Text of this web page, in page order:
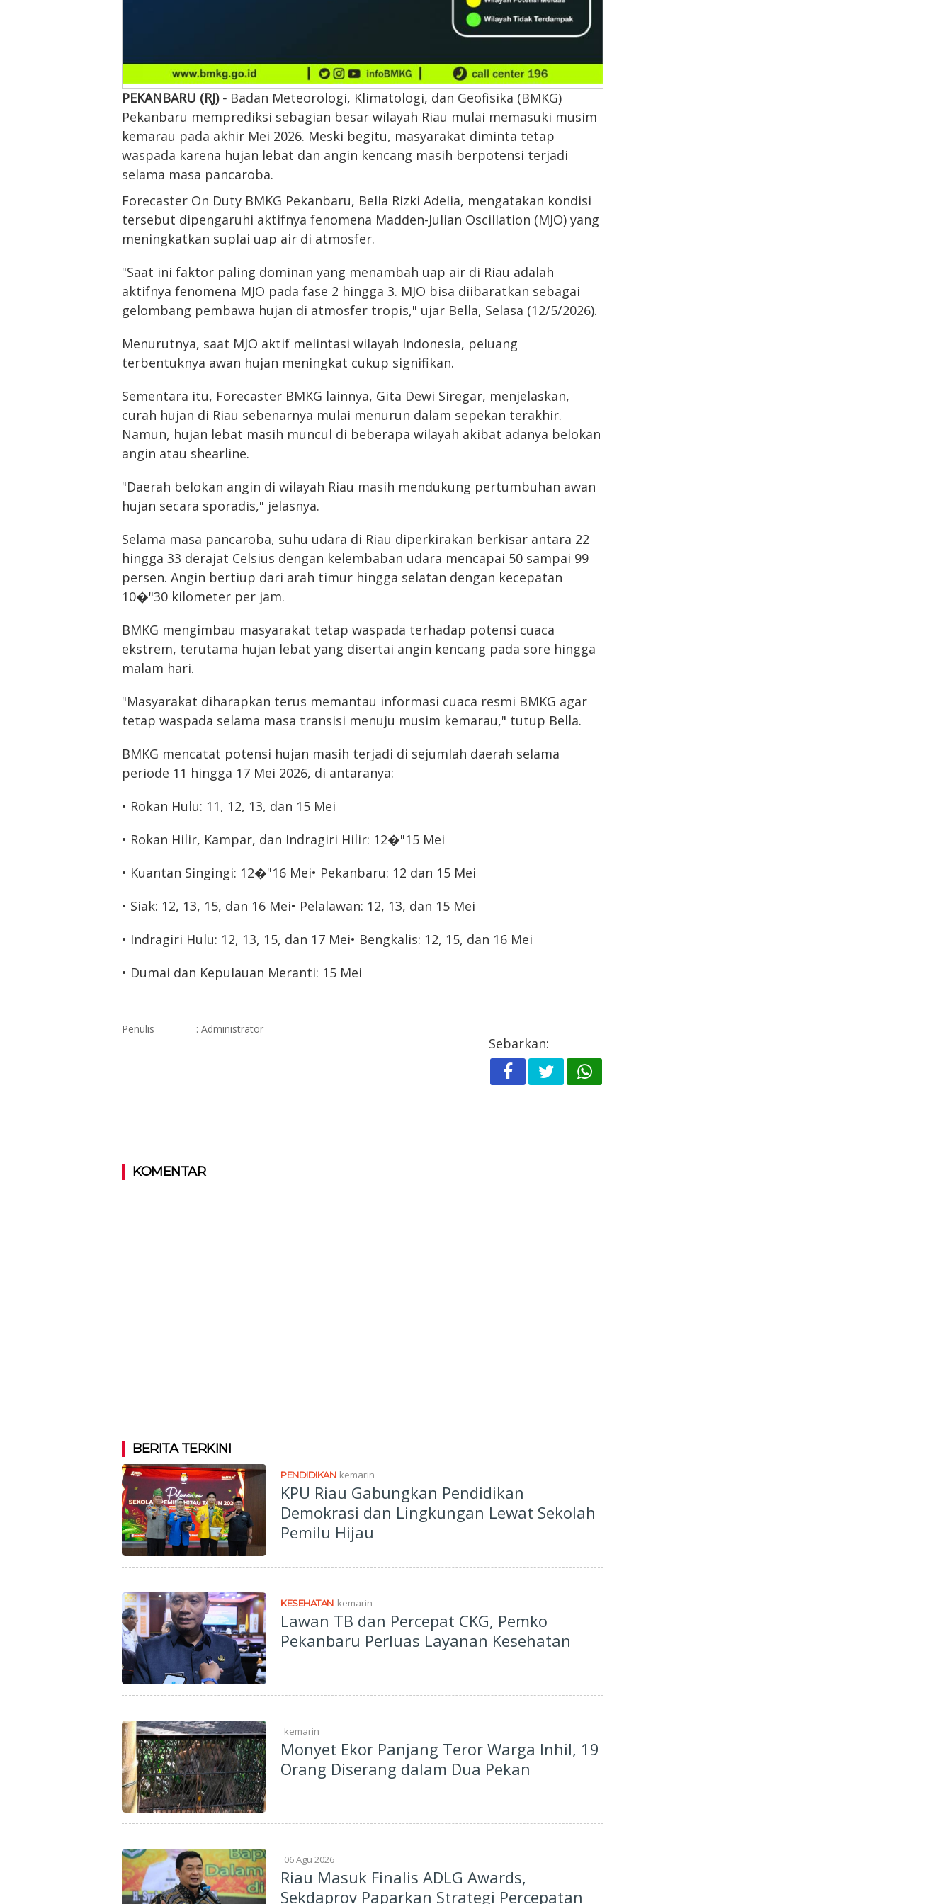
PEKANBARU (RJ) - Badan Meteorologi, Klimatologi, dan Geofisika (BMKG)
Pekanbaru memprediksi sebagian besar wilayah Riau mulai memasuki musim
kemarau pada akhir Mei 2026. Meski begitu, masyarakat diminta tetap
waspada karena hujan lebat dan angin kencang masih berpotensi terjadi
selama masa pancaroba.
Forecaster On Duty BMKG Pekanbaru, Bella Rizki Adelia, mengatakan kondisi
tersebut dipengaruhi aktifnya fenomena Madden-Julian Oscillation (MJO) yang
meningkatkan suplai uap air di atmosfer.
"Saat ini faktor paling dominan yang menambah uap air di Riau adalah
aktifnya fenomena MJO pada fase 2 hingga 3. MJO bisa diibaratkan sebagai
gelombang pembawa hujan di atmosfer tropis," ujar Bella, Selasa (12/5/2026).
Menurutnya, saat MJO aktif melintasi wilayah Indonesia, peluang
terbentuknya awan hujan meningkat cukup signifikan.
Sementara itu, Forecaster BMKG lainnya, Gita Dewi Siregar, menjelaskan,
curah hujan di Riau sebenarnya mulai menurun dalam sepekan terakhir.
Namun, hujan lebat masih muncul di beberapa wilayah akibat adanya belokan
angin atau shearline.
"Daerah belokan angin di wilayah Riau masih mendukung pertumbuhan awan
hujan secara sporadis," jelasnya.
Selama masa pancaroba, suhu udara di Riau diperkirakan berkisar antara 22
hingga 33 derajat Celsius dengan kelembaban udara mencapai 50 sampai 99
persen. Angin bertiup dari arah timur hingga selatan dengan kecepatan
10�"30 kilometer per jam.
BMKG mengimbau masyarakat tetap waspada terhadap potensi cuaca
ekstrem, terutama hujan lebat yang disertai angin kencang pada sore hingga
malam hari.
"Masyarakat diharapkan terus memantau informasi cuaca resmi BMKG agar
tetap waspada selama masa transisi menuju musim kemarau," tutup Bella.
BMKG mencatat potensi hujan masih terjadi di sejumlah daerah selama
periode 11 hingga 17 Mei 2026, di antaranya:
• Rokan Hulu: 11, 12, 13, dan 15 Mei
• Rokan Hilir, Kampar, dan Indragiri Hilir: 12�"15 Mei
• Kuantan Singingi: 12�"16 Mei• Pekanbaru: 12 dan 15 Mei
• Siak: 12, 13, 15, dan 16 Mei• Pelalawan: 12, 13, dan 15 Mei
• Indragiri Hulu: 12, 13, 15, dan 17 Mei• Bengkalis: 12, 15, dan 16 Mei
• Dumai dan Kepulauan Meranti: 15 Mei
Penulis : Administrator
Sebarkan:
KOMENTAR
BERITA TERKINI
PENDIDIKAN kemarin
KPU Riau Gabungkan Pendidikan
Demokrasi dan Lingkungan Lewat Sekolah
Pemilu Hijau
KESEHATAN kemarin
Lawan TB dan Percepat CKG, Pemko
Pekanbaru Perluas Layanan Kesehatan
kemarin
Monyet Ekor Panjang Teror Warga Inhil, 19
Orang Diserang dalam Dua Pekan
06 Agu 2026
Riau Masuk Finalis ADLG Awards,
Sekdaprov Paparkan Strategi Percepatan